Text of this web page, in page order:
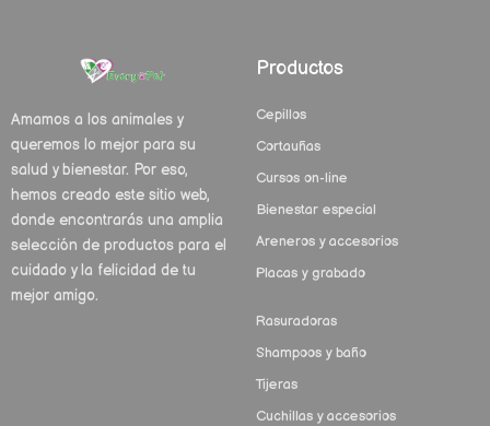
Amamos a los animales y
queremos lo mejor para su
salud y bienestar. Por eso,
hemos creado este sitio web,
donde encontrarás una amplia
selección de productos para el
cuidado y la felicidad de tu
mejor amigo.
Productos
Cepillos
Cortauñas
Cursos on-line
Bienestar especial
Areneros y accesorios
Placas y grabado
Rasuradoras
Shampoos y baño
Tijeras
Cuchillas y accesorios